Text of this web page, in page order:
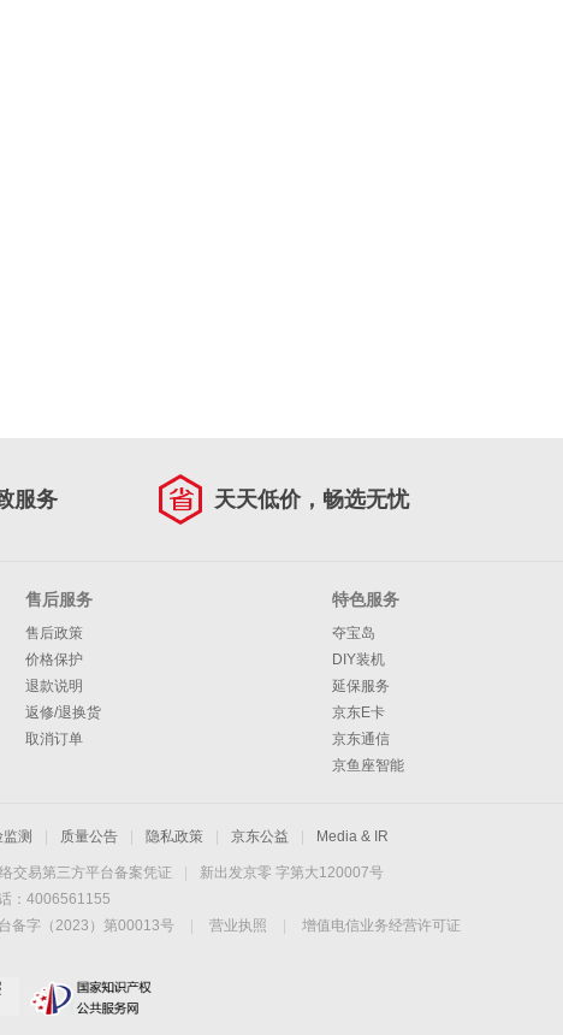
服务 天天低价，畅选无忧
售后服务
售后政策
价格保护
退款说明
返修/退换货
取消订单
特色服务
夺宝岛
DIY装机
延保服务
京东E卡
京东通信
京鱼座智能
测 质量公告 隐私政策 京东公益 Media & IR
交易第三方平台备案凭证
新出发京零 字第大120007号
：4006561155
备字（2023）第00013号 营业执照
增值电信业务经营许可证